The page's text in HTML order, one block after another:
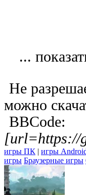
...
Не
можно
BBCode:
[url=https://
игры ПК | игры
игры Браузерные игры